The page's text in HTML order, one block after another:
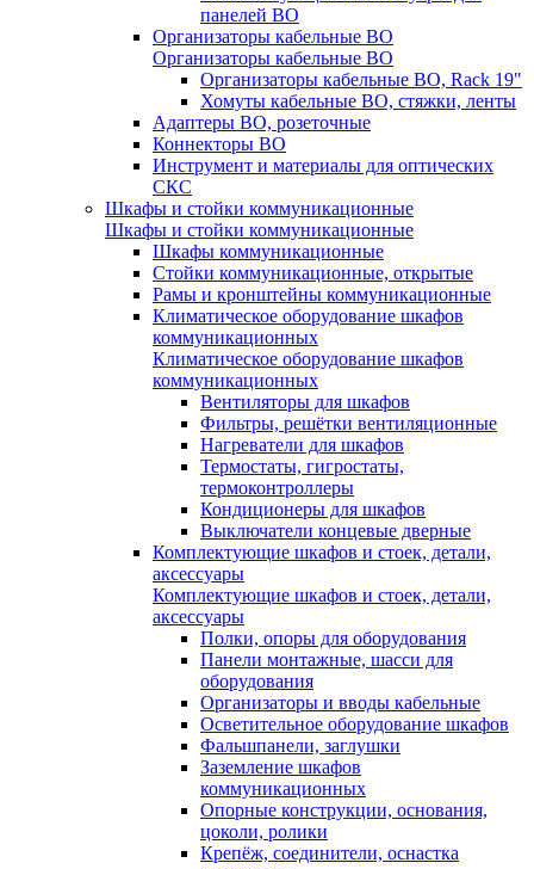
панелей ВО
Организаторы кабельные ВО
Организаторы кабельные ВО
Организаторы кабельные ВО, Rack 19"
Хомуты кабельные ВО, стяжки, ленты
Адаптеры ВО, розеточные
Коннекторы ВО
Инструмент и материалы для оптических
СКС
Шкафы и стойки коммуникационные
Шкафы и стойки коммуникационные
Шкафы коммуникационные
Стойки коммуникационные, открытые
Рамы и кронштейны коммуникационные
Климатическое оборудование шкафов
коммуникационных
Климатическое оборудование шкафов
коммуникационных
Вентиляторы для шкафов
Фильтры, решётки вентиляционные
Нагреватели для шкафов
Термостаты, гигростаты,
термоконтроллеры
Кондиционеры для шкафов
Выключатели концевые дверные
Комплектующие шкафов и стоек, детали,
аксессуары
Комплектующие шкафов и стоек, детали,
аксессуары
Полки, опоры для оборудования
Панели монтажные, шасси для
оборудования
Организаторы и вводы кабельные
Осветительное оборудование шкафов
Фальшпанели, заглушки
Заземление шкафов
коммуникационных
Опорные конструкции, основания,
цоколи, ролики
Крепёж, соединители, оснастка